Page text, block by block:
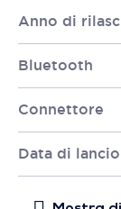
Anno di
Bluetooth
Connettore
Data di lancio